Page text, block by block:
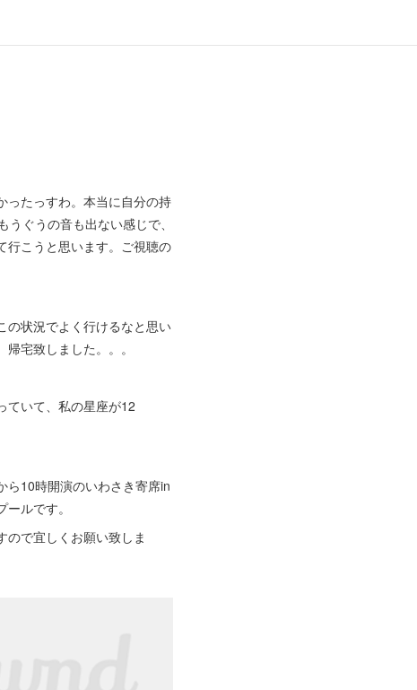
ったっすわ。本当に自分の持
ぐうの音も出ない感じで、
行こうと思います。ご視聴の
の状況でよく行けるなと思い
宅致しました。。。
ていて、私の星座が12
ら10時開演のいわさき寄席in
ルです。
で宜しくお願い致しま